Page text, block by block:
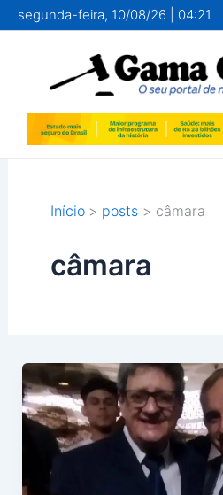
para
conteúdo
segunda-feira, 10/08/26 | 04:21
Início posts câmara
câmara